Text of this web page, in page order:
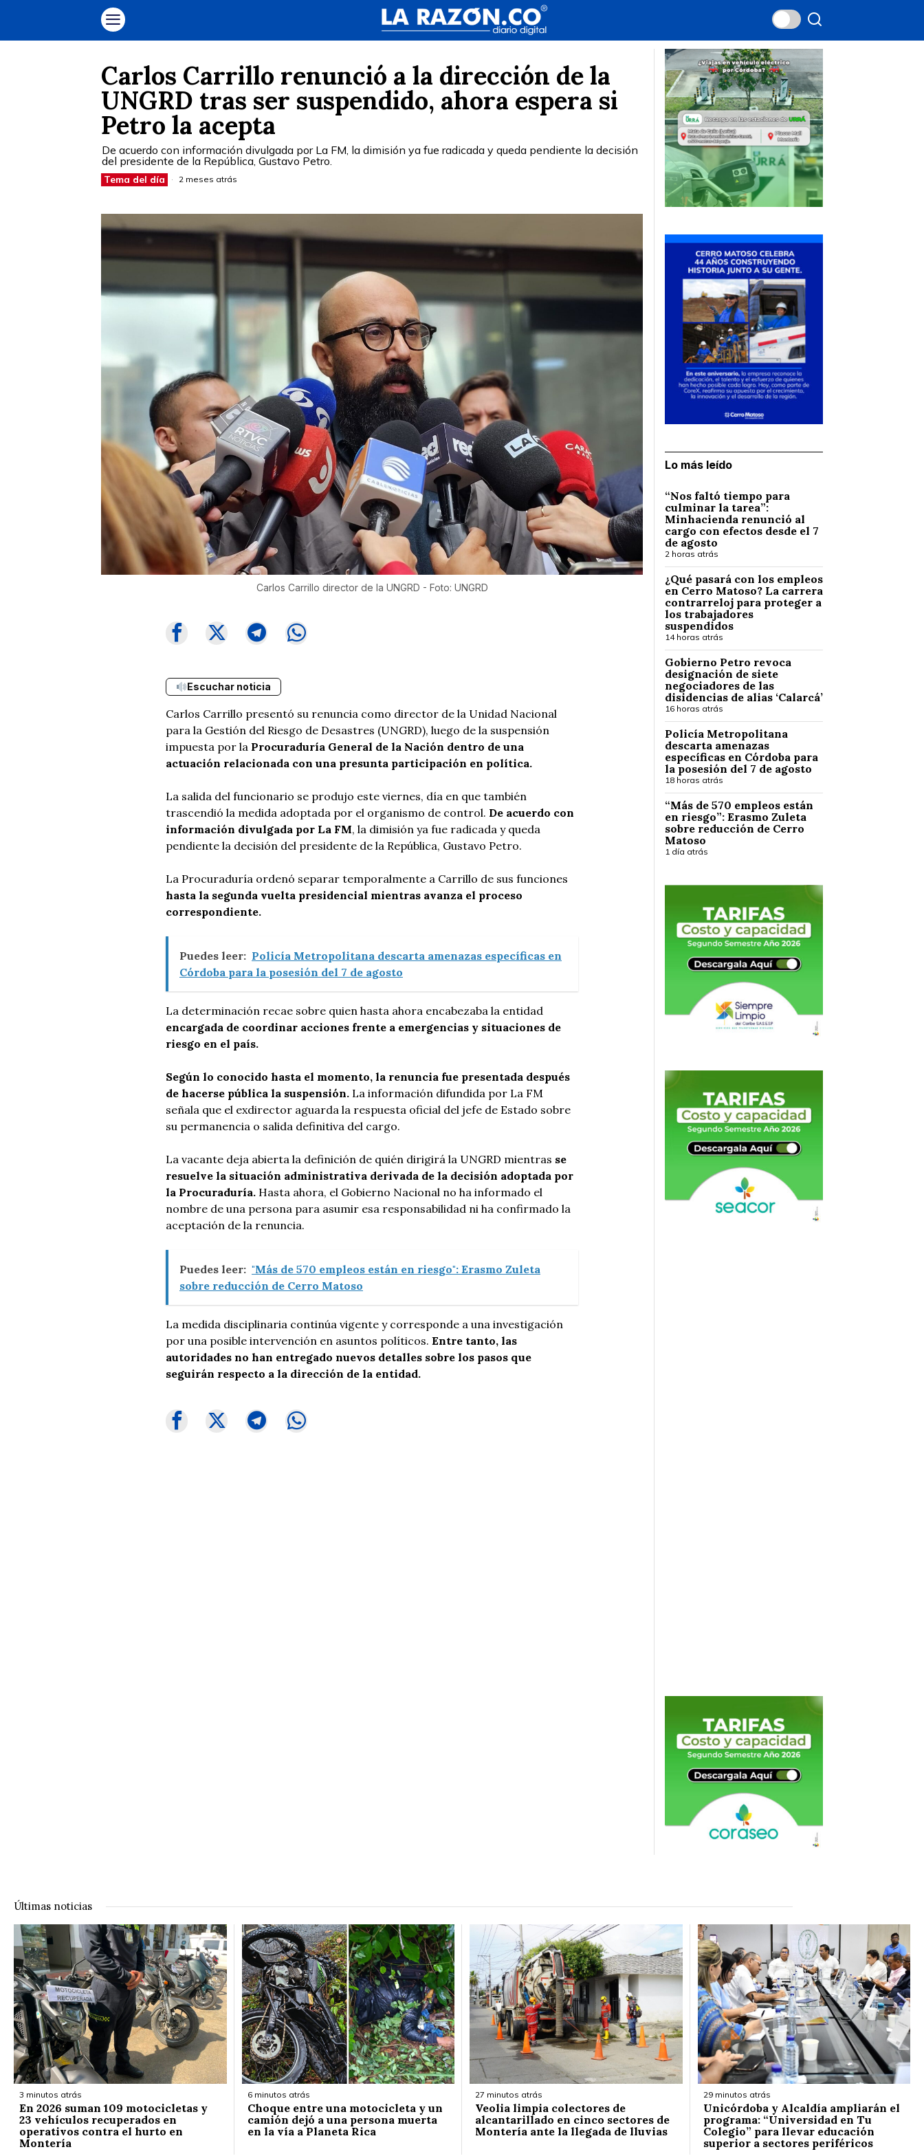
Carlos Carrillo renunció a la dirección de la
UNGRD tras ser suspendido, ahora espera si
Petro la acepta
De acuerdo con información divulgada por La FM, la dimisión ya fue radicada y queda pendiente la decisión
del presidente de la República, Gustavo Petro.
Tema del día 2 meses atrás
Carlos Carrillo director de la UNGRD - Foto: UNGRD
Escuchar noticia
Carlos Carrillo presentó su renuncia como director de la Unidad Nacional
para la Gestión del Riesgo de Desastres (UNGRD), luego de la suspensión
impuesta por la Procuraduría General de la Nación dentro de una
actuación relacionada con una presunta participación en política.
La salida del funcionario se produjo este viernes, día en que también
trascendió la medida adoptada por el organismo de control. De acuerdo con
información divulgada por La FM, la dimisión ya fue radicada y queda
pendiente la decisión del presidente de la República, Gustavo Petro.
La Procuraduría ordenó separar temporalmente a Carrillo de sus funciones
hasta la segunda vuelta presidencial mientras avanza el proceso
correspondiente.
Puedes leer: Policía Metropolitana descarta amenazas específicas en
Córdoba para la posesión del 7 de agosto
La determinación recae sobre quien hasta ahora encabezaba la entidad
encargada de coordinar acciones frente a emergencias y situaciones de
riesgo en el país.
Según lo conocido hasta el momento, la renuncia fue presentada después
de hacerse pública la suspensión. La información difundida por La FM
señala que el exdirector aguarda la respuesta oficial del jefe de Estado sobre
su permanencia o salida definitiva del cargo.
La vacante deja abierta la definición de quién dirigirá la UNGRD mientras se
resuelve la situación administrativa derivada de la decisión adoptada por
la Procuraduría. Hasta ahora, el Gobierno Nacional no ha informado el
nombre de una persona para asumir esa responsabilidad ni ha confirmado la
aceptación de la renuncia.
Puedes leer: "Más de 570 empleos están en riesgo": Erasmo Zuleta
sobre reducción de Cerro Matoso
La medida disciplinaria continúa vigente y corresponde a una investigación
por una posible intervención en asuntos políticos. Entre tanto, las
autoridades no han entregado nuevos detalles sobre los pasos que
seguirán respecto a la dirección de la entidad.
Lo más leído
“Nos faltó tiempo para
culminar la tarea”:
Minhacienda renunció al
cargo con efectos desde el 7
de agosto
2 horas atrás
¿Qué pasará con los empleos
en Cerro Matoso? La carrera
contrarreloj para proteger a
los trabajadores
suspendidos
14 horas atrás
Gobierno Petro revoca
designación de siete
negociadores de las
disidencias de alias ‘Calarcá’
16 horas atrás
Policía Metropolitana
descarta amenazas
específicas en Córdoba para
la posesión del 7 de agosto
18 horas atrás
“Más de 570 empleos están
en riesgo”: Erasmo Zuleta
sobre reducción de Cerro
Matoso
1 día atrás
Últimas noticias
3 minutos atrás
En 2026 suman 109 motocicletas y
23 vehículos recuperados en
operativos contra el hurto en
Montería
6 minutos atrás
Choque entre una motocicleta y un
camión dejó a una persona muerta
en la vía a Planeta Rica
27 minutos atrás
Veolia limpia colectores de
alcantarillado en cinco sectores de
Montería ante la llegada de lluvias
29 minutos atrás
Unicórdoba y Alcaldía ampliarán el
programa: “Universidad en Tu
Colegio” para llevar educación
superior a sectores periféricos